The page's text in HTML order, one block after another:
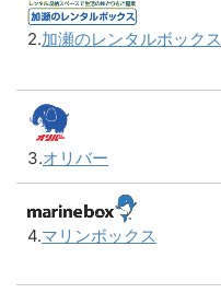
2.加瀬のレンタルボックス
3.オリバー
4.マリンボックス